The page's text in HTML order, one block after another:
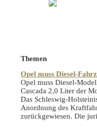
Themen
Opel muss Diesel-
Opel muss Diesel-
Cascada 2,0 Liter der
Das Schleswig-
Anordnung des
zurückgewiesen. Die